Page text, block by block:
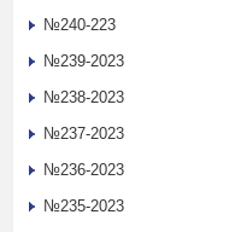
№240-223
№239-2023
№238-2023
№237-2023
№236-2023
№235-2023